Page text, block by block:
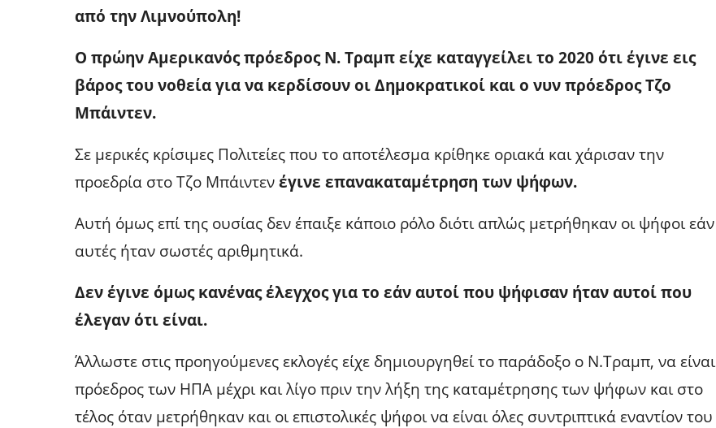
από την Λιμνούπολη!
O πρώην Αμερικανός πρόεδρος Ν. Τραμπ είχε καταγγείλει το 2020 ότι έγινε εις
βάρος του νοθεία για να κερδίσουν οι Δημοκρατικοί και ο νυν πρόεδρος Τζο
Μπάιντεν.
Σε μερικές κρίσιμες Πολιτείες που το αποτέλεσμα κρίθηκε οριακά και χάρισαν την
προεδρία στο Τζο Μπάιντενέγινε επανακαταμέτρηση των ψήφων.
Αυτή όμως επί της ουσίας δεν έπαιξε κάποιο ρόλο διότι απλώς μετρήθηκαν οι ψήφοι εάν
αυτές ήταν σωστές αριθμητικά.
Δεν έγινε όμως κανένας έλεγχος για το εάν αυτοί που ψήφισαν ήταν αυτοί που
έλεγαν ότι είναι.
Άλλωστε στις προηγούμενες εκλογές είχε δημιουργηθεί το παράδοξο ο Ν.Τραμπ, να είναι
πρόεδρος των ΗΠΑ μέχρι και λίγο πριν την λήξη της καταμέτρησης των ψήφων και στο
τέλος όταν μετρήθηκαν και οι επιστολικές ψήφοι να είναι όλες συντριπτικά εναντίον του